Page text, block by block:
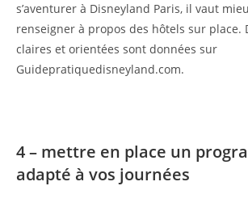
s’aventurer à Disneyland Paris, il vaut
renseigner à propos des hôtels sur place.
claires et orientées sont données sur
Guidepratiquedisneyland.com.
4 – mettre en place un
adapté à vos journées